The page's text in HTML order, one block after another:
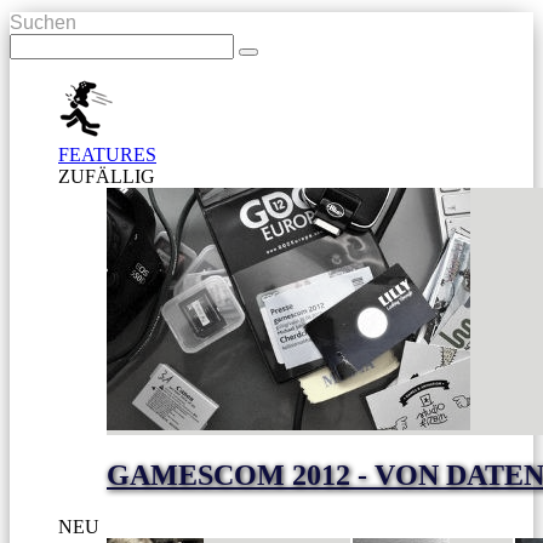
Suchen
FEATURES
ZUFÄLLIG
GAMESCOM 2012 - VON
NEU